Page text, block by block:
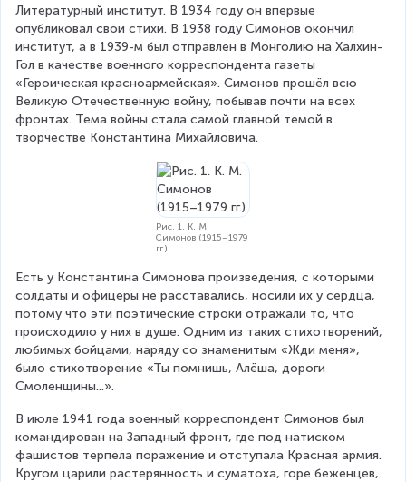
Литературный институт. В 1934 году он впервые
опубликовал свои стихи. В 1938 году Симонов окончил
институт, а в 1939-м был отправлен в Монголию на Халхин-
Гол в качестве военного корреспондента газеты
«Героическая красноармейская». Симонов прошёл всю
Великую Отечественную войну, побывав почти на всех
фронтах. Тема войны стала самой главной темой в
творчестве Константина Михайловича.
Рис. 1. К. М.
Симонов (1915–1979
гг.)
Есть у Константина Симонова произведения, с которыми
солдаты и офицеры не расставались, носили их у сердца,
потому что эти поэтические строки отражали то, что
происходило у них в душе. Одним из таких стихотворений,
любимых бойцами, наряду со знаменитым «Жди меня»,
было стихотворение «Ты помнишь, Алёша, дороги
Смоленщины...».
В июле 1941 года военный корреспондент Симонов был
командирован на Западный фронт, где под натиском
фашистов терпела поражение и отступала Красная армия.
Кругом царили растерянность и суматоха, горе беженцев,